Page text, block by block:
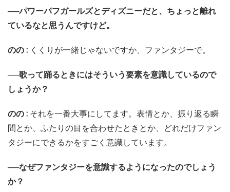
──パワーパフガールズとディズニーだと、ちょっと離れ
ているなと思うんですけど。
のの : くくりが一緒じゃないですか、ファンタジーで。
──歌って踊るときにはそういう要素を意識しているので
しょうか？
のの : それを一番大事にしてます。表情とか、振り返る瞬
間とか、ふたりの目を合わせたときとか、どれだけファン
タジーにできるかをすごく意識しています。
──なぜファンタジーを意識するようになったのでしょう
か？